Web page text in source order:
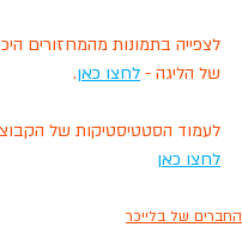
לצפייה בתמונות מהמחזורים
של הליגה - לחצו כאן.
לעמוד הסטטיסטיקות של
לחצו כאן
החברים של בלייכר